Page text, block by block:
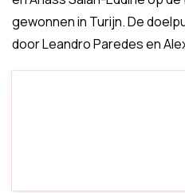
gewonnen in Turijn. De
door Leandro Paredes en